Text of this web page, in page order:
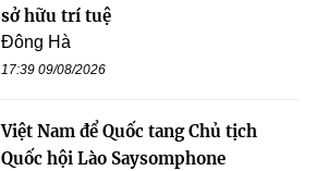
sở hữu trí tuệ
Đông Hà
17:39 09/08/2026
Việt Nam để Quốc tang Chủ tịch
Quốc hội Lào Saysomphone